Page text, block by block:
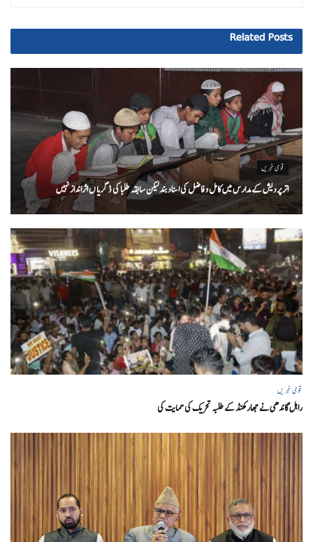
Related Posts
قومی خبریں
اتر پردیش کےمدارس میں کامل و فاضل کی اسناد بند لیکن سابقہ طلبا کی ڈگریا ں اثرانداز نہیں
قومی خبریں
راہل گاندھی نے جھارکھنڈ کے طلبہ تحریک کی حمایت کی